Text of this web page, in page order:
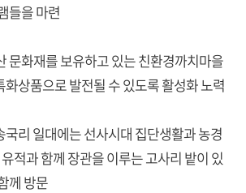
들을 마련
문화재를 보유하고 있는 친환경까치마을
상품으로 발전될 수 있도록 활성화 노력
국리 일대에는 선사시대 집단생활과 농경
적과 함께 장관을 이루는 고사리 밭이 있
께 방문